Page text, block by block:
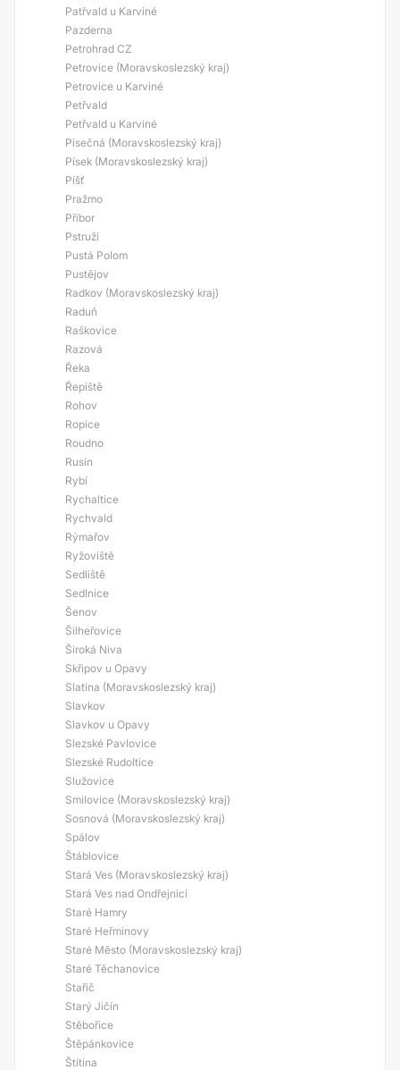
Patřvald u Karviné
Pazderna
Petrohrad CZ
Petrovice (Moravskoslezský kraj)
Petrovice u Karviné
Petřvald
Petřvald u Karviné
Písečná (Moravskoslezský kraj)
Písek (Moravskoslezský kraj)
Píšť
Pražmo
Příbor
Pstruží
Pustá Polom
Pustějov
Radkov (Moravskoslezský kraj)
Raduň
Raškovice
Razová
Řeka
Řepiště
Rohov
Ropice
Roudno
Rusín
Rybí
Rychaltice
Rychvald
Rýmařov
Ryžoviště
Sedliště
Sedlnice
Šenov
Šilheřovice
Široká Niva
Skřipov u Opavy
Slatina (Moravskoslezský kraj)
Slavkov
Slavkov u Opavy
Slezské Pavlovice
Slezské Rudoltice
Služovice
Smilovice (Moravskoslezský kraj)
Sosnová (Moravskoslezský kraj)
Spálov
Štáblovice
Stará Ves (Moravskoslezský kraj)
Stará Ves nad Ondřejnicí
Staré Hamry
Staré Heřminovy
Staré Město (Moravskoslezský kraj)
Staré Těchanovice
Stařič
Starý Jičín
Stěbořice
Štěpánkovice
Štítina